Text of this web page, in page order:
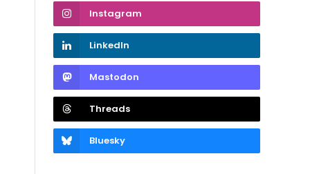
Instagram
LinkedIn
Mastodon
Threads
Bluesky